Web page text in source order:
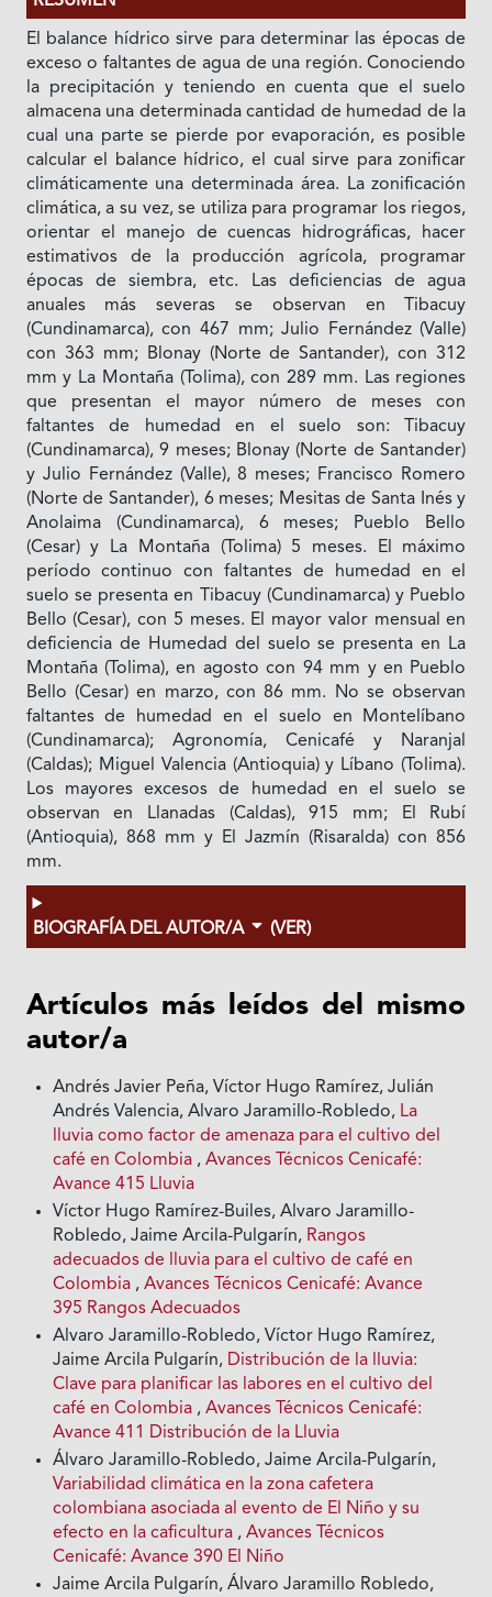
El balance hídrico sirve para determinar las épocas de
exceso o faltantes de agua de una región. Conociendo
la precipitación y teniendo en cuenta que el suelo
almacena una determinada cantidad de humedad de la
cual una parte se pierde por evaporación, es posible
calcular el balance hídrico, el cual sirve para zonificar
climáticamente una determinada área. La zonificación
climática, a su vez, se utiliza para programar los riegos,
orientar el manejo de cuencas hidrográficas, hacer
estimativos de la producción agrícola, programar
épocas de siembra, etc. Las deficiencias de agua
anuales más severas se observan en Tibacuy
(Cundinamarca), con 467 mm; Julio Fernández (Valle)
con 363 mm; Blonay (Norte de Santander), con 312
mm y La Montaña (Tolima), con 289 mm. Las regiones
que presentan el mayor número de meses con
faltantes de humedad en el suelo son: Tibacuy
(Cundinamarca), 9 meses; Blonay (Norte de Santander)
y Julio Fernández (Valle), 8 meses; Francisco Romero
(Norte de Santander), 6 meses; Mesitas de Santa Inés y
Anolaima (Cundinamarca), 6 meses; Pueblo Bello
(Cesar) y La Montaña (Tolima) 5 meses. El máximo
período continuo con faltantes de humedad en el
suelo se presenta en Tibacuy (Cundinamarca) y Pueblo
Bello (Cesar), con 5 meses. El mayor valor mensual en
deficiencia de Humedad del suelo se presenta en La
Montaña (Tolima), en agosto con 94 mm y en Pueblo
Bello (Cesar) en marzo, con 86 mm. No se observan
faltantes de humedad en el suelo en Montelíbano
(Cundinamarca); Agronomía, Cenicafé y Naranjal
(Caldas); Miguel Valencia (Antioquia) y Líbano (Tolima).
Los mayores excesos de humedad en el suelo se
observan en Llanadas (Caldas), 915 mm; El Rubí
(Antioquia), 868 mm y El Jazmín (Risaralda) con 856
mm.
BIOGRAFÍA DEL AUTOR/A (VER)
Artículos más leídos del mismo
autor/a
Andrés Javier Peña, Víctor Hugo Ramírez, Julián
Andrés Valencia, Alvaro Jaramillo-Robledo, La
lluvia como factor de amenaza para el cultivo del
café en Colombia ,Avances Técnicos Cenicafé:
Avance 415 Lluvia
Víctor Hugo Ramírez-Builes, Alvaro Jaramillo-
Robledo, Jaime Arcila-Pulgarín, Rangos
adecuados de lluvia para el cultivo de café en
Colombia ,Avances Técnicos Cenicafé: Avance
395 Rangos Adecuados
Alvaro Jaramillo-Robledo, Víctor Hugo Ramírez,
Jaime Arcila Pulgarín, Distribución de la lluvia:
Clave para planificar las labores en el cultivo del
café en Colombia ,Avances Técnicos Cenicafé:
Avance 411 Distribución de la Lluvia
Álvaro Jaramillo-Robledo, Jaime Arcila-Pulgarín,
Variabilidad climática en la zona cafetera
colombiana asociada al evento de El Niño y su
efecto en la caficultura ,Avances Técnicos
Cenicafé: Avance 390 El Niño
Jaime Arcila Pulgarín, Álvaro Jaramillo Robledo,